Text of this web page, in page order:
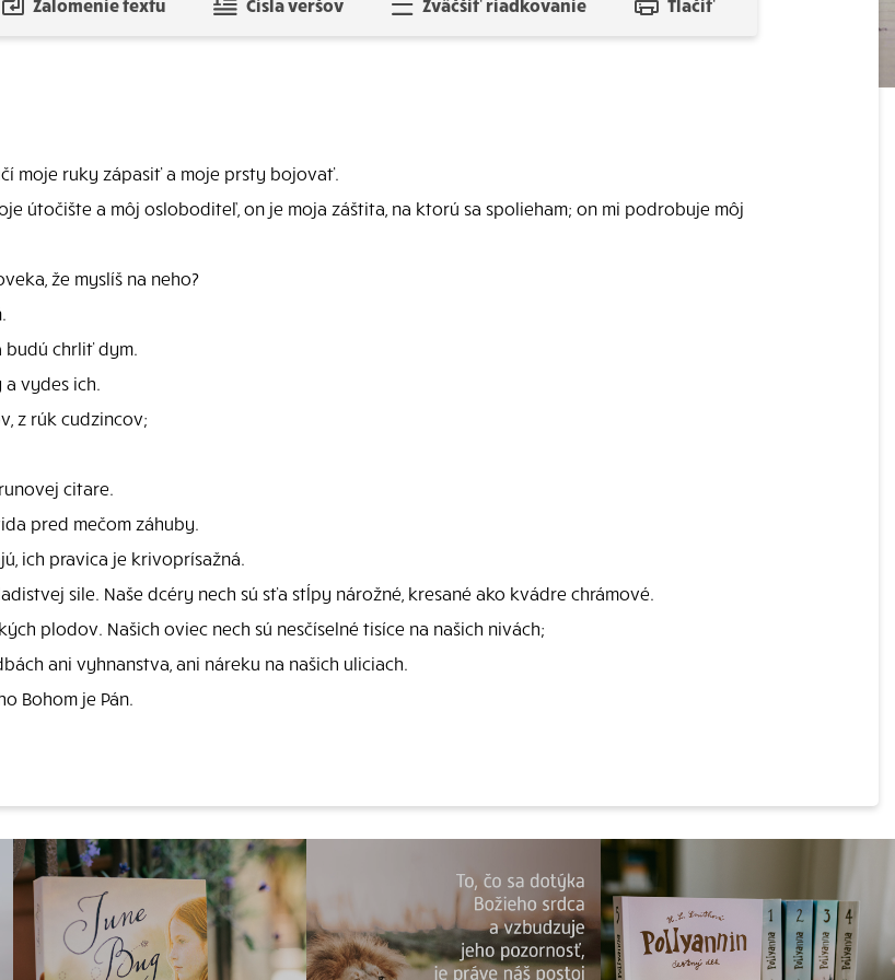
moje ruky zápasiť a moje prsty bojovať.
útočište a môj osloboditeľ, on je moja záštita, na ktorú sa spolieham; on mi podrobuje môj
že myslíš na neho?
budú chrliť dym.
vydes ich.
z rúk cudzincov;
citare.
pred mečom záhuby.
ich pravica je krivoprísažná.
sile. Naše dcéry nech sú sťa stĺpy nárožné, kresané ako kvádre chrámové.
plodov. Našich oviec nech sú nesčíselné tisíce na našich nivách;
ani vyhnanstva, ani náreku na našich uliciach.
Bohom je Pán.